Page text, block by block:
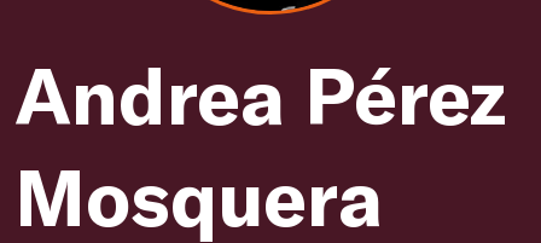
Andrea Pérez
Mosquera